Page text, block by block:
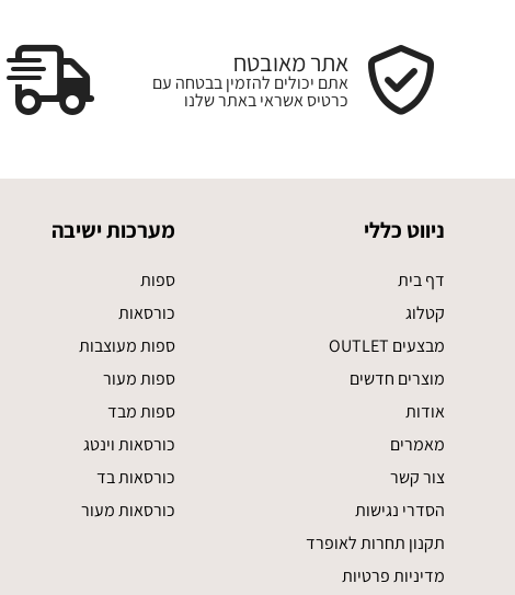
אתר מאובטח
אתם יכולים להזמין בבטחה עם
כרטיס אשראי באתר שלנו
ניווט כללי
דף בית
קטלוג
מבצעים OUTLET
מוצרים חדשים
אודות
מאמרים
צור קשר
הסדרי נגישות
תקנון תחרות לאופרד
מדיניות פרטיות
מערכות ישיבה
ספות
כורסאות
ספות מעוצבות
ספות מעור
ספות מבד
כורסאות וינטג
כורסאות בד
כורסאות מעור